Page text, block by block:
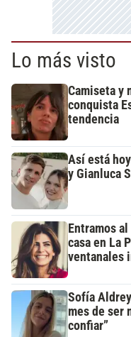
Lo más visto
Camiseta y
conquista
tendencia
Así está
y Gianluca
Entramos
casa en La
ventanales
Sofía
mes de ser
confiar”